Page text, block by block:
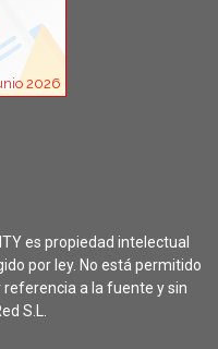
es propiedad intelectual
por ley. No está permitido
a la fuente y sin
S.L.